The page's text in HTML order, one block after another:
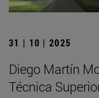
31 | 10 | 2025
Diego Martín
Técnica